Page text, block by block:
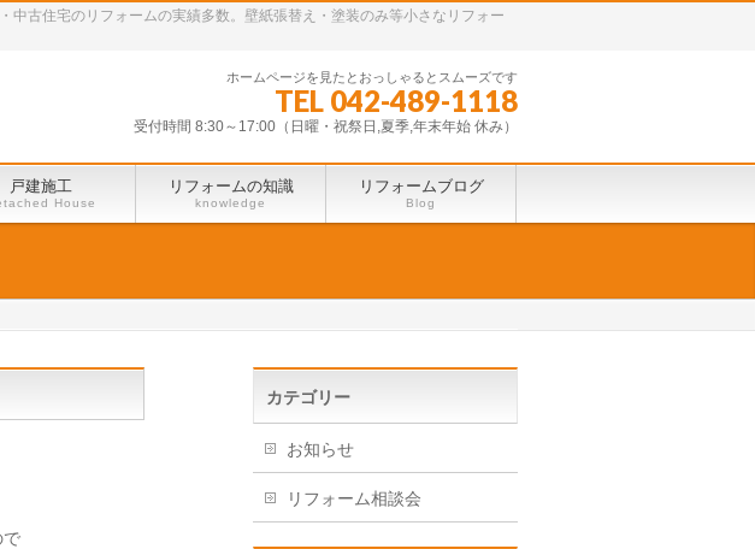
古住宅のリフォームの実績多数。壁紙張替え・塗装のみ等小さなリフォー
ホームページを見たとおっしゃるとスムーズです
TEL 042-489-1118
受付時間 8:30～17:00（日曜・祝祭日,夏季,年末年始 休み）
戸建施工
House
リフォームの知識
knowledge
リフォームブログ
Blog
で
カテゴリー
お知らせ
リフォーム相談会